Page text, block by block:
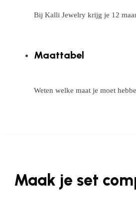
Bij Kalli Jewelry krijg je 12
Maattabel
Weten welke maat je moet
Maak je set